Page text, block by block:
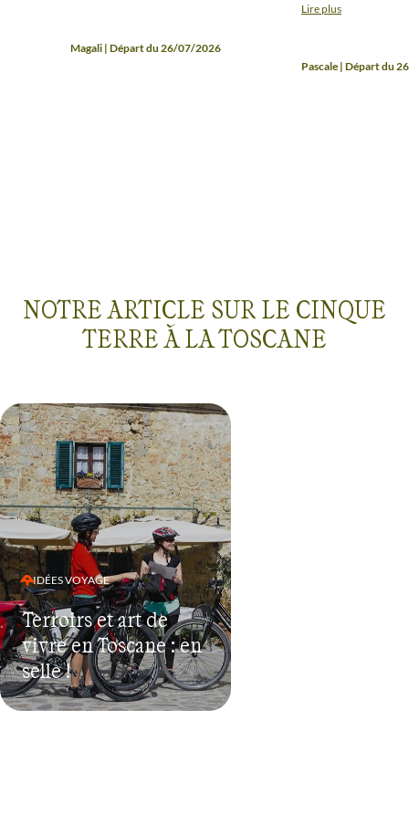
Magali | Départ du 26/07/2026
participants.
l’organisation et
Lire plus
Pascale | Départ du
NOTRE ARTICLE SUR LE CINQUE
TERRE À LA TOSCANE
IDÉES VOYAGE
Terroirs et art de
vivre en Toscane : en
selle !